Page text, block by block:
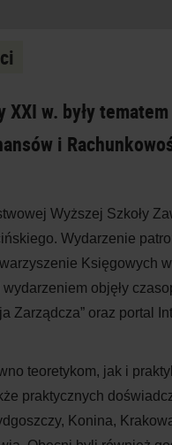
w. były
i
Wyższej Szkoły
Wydarzenie
Księgowych
objęły
Zarządcza” oraz portal
teoretykom, jak i
praktycznych
Konina,